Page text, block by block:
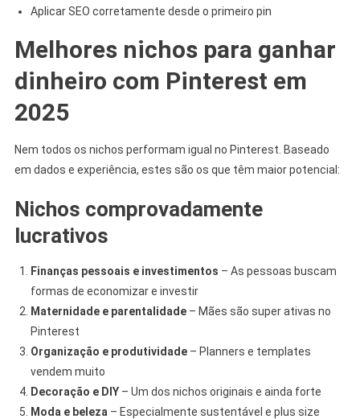
Aplicar SEO corretamente desde o primeiro pin
Melhores nichos para ganhar
dinheiro com Pinterest em
2025
Nem todos os nichos performam igual no Pinterest. Baseado
em dados e experiência, estes são os que têm maior potencial:
Nichos comprovadamente
lucrativos
Finanças pessoais e investimentos – As pessoas buscam
formas de economizar e investir
Maternidade e parentalidade– Mães são super ativas no
Pinterest
Organização e produtividade– Planners e templates
vendem muito
Decoração e DIY– Um dos nichos originais e ainda forte
Moda e beleza – Especialmente sustentável e plus size